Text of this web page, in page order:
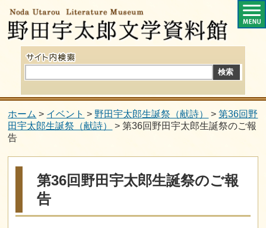
ホーム > イベント > 野田宇太郎生誕祭（献詩） >第36回野
田宇太郎生誕祭（献詩）
> 第36回野田宇太郎生誕祭のご報
告
第36回野田宇太郎生誕祭のご報
告